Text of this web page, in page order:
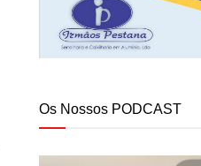
Os Nossos PODCAST